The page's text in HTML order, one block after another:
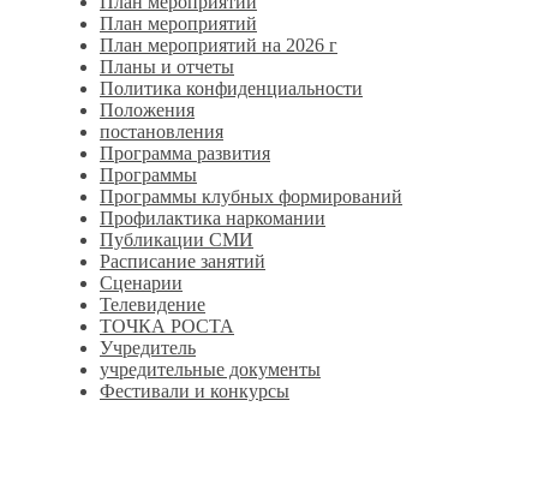
План мероприятий
План мероприятий на 2026 г
Планы и отчеты
Политика конфиденциальности
Положения
постановления
Программа развития
Программы
Программы клубных формирований
Профилактика наркомании
Публикации СМИ
Расписание занятий
Сценарии
Телевидение
ТОЧКА РОСТА
Учредитель
учредительные документы
Фестивали и конкурсы